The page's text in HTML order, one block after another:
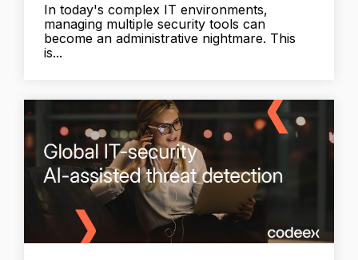
In today's complex IT environments,
managing multiple security tools can
become an administrative nightmare. This
is...